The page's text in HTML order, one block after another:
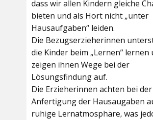
dass wir allen Kindern gleiche
bieten und als Hort nicht „unter
Hausaufgaben“ leiden.
Die Bezugserzieherinnen
die Kinder beim „Lernen“ lernen
zeigen ihnen Wege bei der
Lösungsfindung auf.
Die Erzieherinnen achten bei der
Anfertigung der Hausaugaben
ruhige Lernatmosphäre, was